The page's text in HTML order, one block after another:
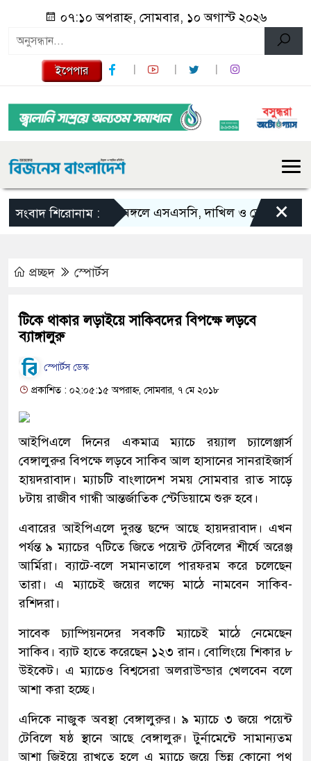
০৭:১০ অপরাহ্ন, সোমবার, ১০ অগাস্ট ২০২৬
ইপেপার
সংবাদ শিরোনাম :শ্রীমঙ্গলে এসএসসি, দাখিল ও ভোকেশনালে
×
প্রচ্ছদ স্পোর্টস
টিকে থাকার লড়াইয়ে সাকিবদের বিপক্ষে লড়বে
ব্যাঙ্গালুরু
স্পোর্টস ডেস্ক
প্রকাশিত : ০২:০৫:১৫ অপরাহ্ন, সোমবার, ৭ মে ২০১৮
আইপিএলে দিনের একমাত্র ম্যাচে রয়্যাল চ্যালেঞ্জার্স
বেঙ্গালুরুর বিপক্ষে লড়বে সাকিব আল হাসানের সানরাইজার্স
হায়দরাবাদ। ম্যাচটি বাংলাদেশ সময় সোমবার রাত সাড়ে
৮টায় রাজীব গান্ধী আন্তর্জাতিক স্টেডিয়ামে শুরু হবে।
এবারের আইপিএলে দুরন্ত ছন্দে আছে হায়দরাবাদ। এখন
পর্যন্ত ৯ ম্যাচের ৭টিতে জিতে পয়েন্ট টেবিলের শীর্ষে অরেঞ্জ
আর্মিরা। ব্যাটে-বলে সমানতালে পারফরম করে চলেছেন
তারা। এ ম্যাচেই জয়ের লক্ষ্যে মাঠে নামবেন সাকিব-
রশিদরা।
সাবেক চ্যাম্পিয়নদের সবকটি ম্যাচেই মাঠে নেমেছেন
সাকিব। ব্যাট হাতে করেছেন ১২৩ রান। বোলিংয়ে শিকার ৮
উইকেট। এ ম্যাচেও বিশ্বসেরা অলরাউন্ডার খেলবেন বলে
আশা করা হচ্ছে।
এদিকে নাজুক অবস্থা বেঙ্গালুরুর। ৯ ম্যাচে ৩ জয়ে পয়েন্ট
টেবিলে ষষ্ঠ স্থানে আছে বেঙ্গালুরু। টুর্নামেন্টে সামান্যতম
আশা জিইয়ে রাখতে হলে এ ম্যাচে জয়ে ভিন্ন কোনো পথ